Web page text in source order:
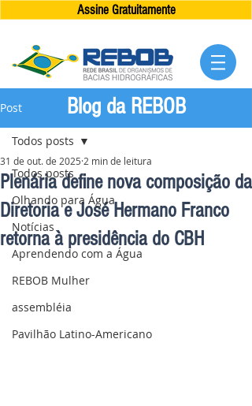
Assine Gratuitamente
Post
Todos posts
Olhando para Água
Notícias
Aprendendo com a Água
REBOB Mulher
assembléia
Pavilhão Latino-Americano
Todos posts
Plenária define nova composição da
Diretoria e José Hermano Franco
retorna à presidência do CBH
31 de out. de 2025 2 min de leitura
Blog da REBOB